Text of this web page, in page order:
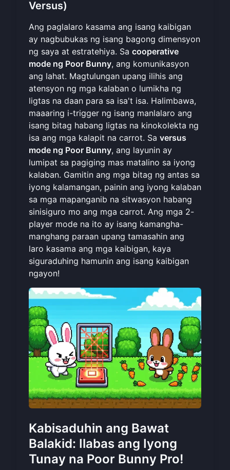
Versus)
Ang paglalaro kasama ang isang kaibigan
ay nagbubukas ng isang bagong dimensyon
ng saya at estratehiya. Sa cooperative
mode ng Poor Bunny, ang komunikasyon
ang lahat. Magtulungan upang ilihis ang
atensyon ng mga kalaban o lumikha ng
ligtas na daan para sa isa't isa. Halimbawa,
maaaring i-trigger ng isang manlalaro ang
isang bitag habang ligtas na kinokolekta ng
isa ang mga kalapit na carrot. Sa versus
mode ng Poor Bunny, ang layunin ay
lumipat sa pagiging mas matalino sa iyong
kalaban. Gamitin ang mga bitag ng antas sa
iyong kalamangan, painin ang iyong kalaban
sa mga mapanganib na sitwasyon habang
sinisiguro mo ang mga carrot. Ang mga 2-
player mode na ito ay isang kamangha-
manghang paraan upang tamasahin ang
laro kasama ang mga kaibigan, kaya
siguraduhing hamunin ang isang kaibigan
ngayon!
Kabisaduhin ang Bawat
Balakid: Ilabas ang Iyong
Tunay na Poor Bunny Pro!